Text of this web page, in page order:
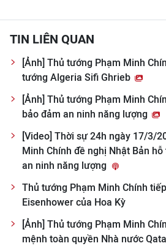
TIN LIÊN QUAN
[Ảnh] Thủ tướng Phạm Minh
tướng Algeria Sifi Ghrieb
[Ảnh] Thủ tướng Phạm Minh
bảo đảm an ninh năng lượng
[Video] Thời sự 24h ngày 17/3/
Minh Chính đề nghị Nhật Bản
an ninh năng lượng
Thủ tướng Phạm Minh Chính
Eisenhower của Hoa Kỳ
[Ảnh] Thủ tướng Phạm Minh
mệnh toàn quyền Nhà nước